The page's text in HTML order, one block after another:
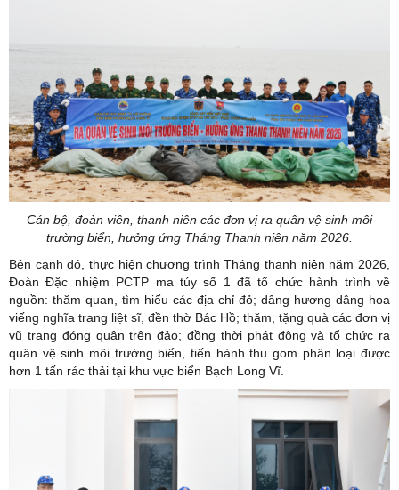
Cán bộ, đoàn viên, thanh niên các đơn vị ra quân vệ sinh môi
trường biển, hưởng ứng Tháng Thanh niên năm 2026.
Bên cạnh đó, thực hiện chương trình Tháng thanh niên năm 2026,
Đoàn Đặc nhiệm PCTP ma túy số 1 đã tổ chức hành trình về
nguồn: thăm quan, tìm hiểu các địa chỉ đỏ; dâng hương dâng hoa
viếng nghĩa trang liệt sĩ, đền thờ Bác Hồ; thăm, tặng quà các đơn vị
vũ trang đóng quân trên đảo; đồng thời phát động và tổ chức ra
quân vệ sinh môi trường biển, tiến hành thu gom phân loại được
hơn 1 tấn rác thải tại khu vực biển Bạch Long Vĩ.